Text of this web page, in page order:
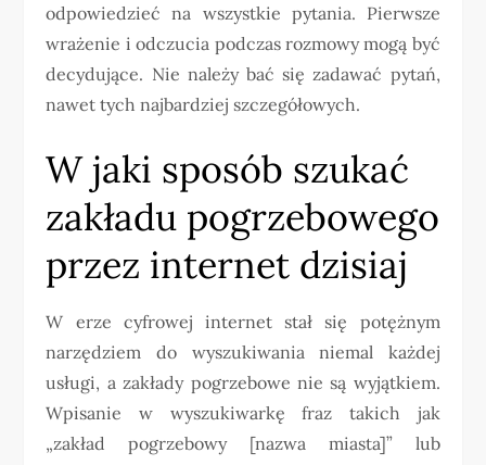
odpowiedzieć na wszystkie pytania. Pierwsze
wrażenie i odczucia podczas rozmowy mogą być
decydujące. Nie należy bać się zadawać pytań,
nawet tych najbardziej szczegółowych.
W jaki sposób szukać
zakładu pogrzebowego
przez internet dzisiaj
W erze cyfrowej internet stał się potężnym
narzędziem do wyszukiwania niemal każdej
usługi, a zakłady pogrzebowe nie są wyjątkiem.
Wpisanie w wyszukiwarkę fraz takich jak
„zakład pogrzebowy [nazwa miasta]” lub